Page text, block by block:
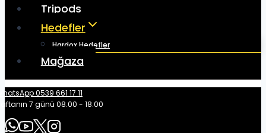
Tripods
Hedefler
Hardox Hedefler
Mağaza
0539 661 17 11
7 günü 08.00 - 18.00